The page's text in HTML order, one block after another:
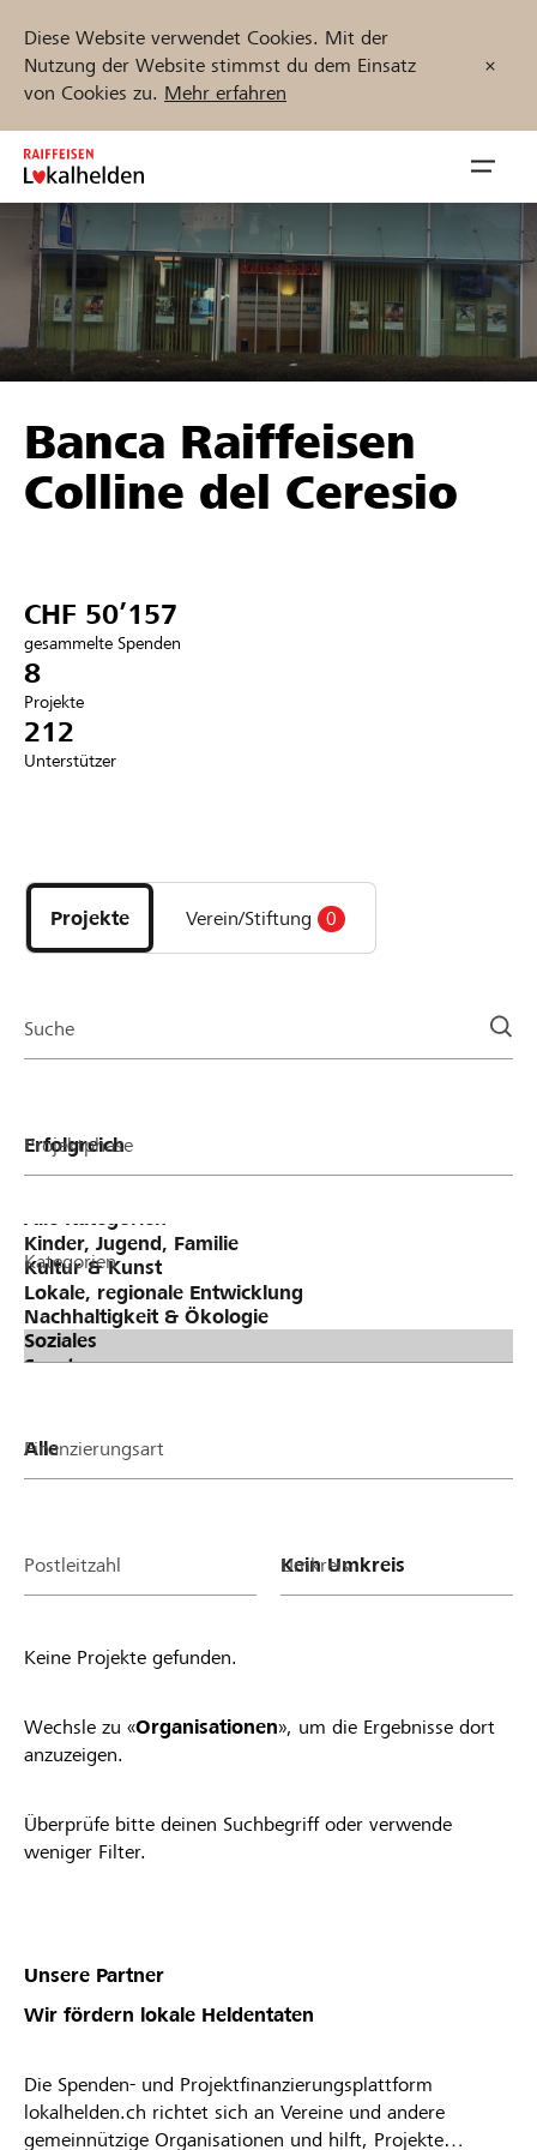
Diese Website verwendet Cookies. Mit der
Nutzung der Website stimmst du dem Einsatz
von Cookies zu. Mehr erfahren
Zum
Inhalt
springen
öffnen
Unterstützen
Hilfe & Support
Anmelden
Projekte und Organisationen finden
Jetzt starten
DE FR IT
Banca Raiffeisen
Colline del Ceresio
CHF 50’157
gesammelte Spenden
8
Projekte
212
Unterstützer
Projekte
und
Organisationen
Projekte Verein/Stiftung 0
Suche
Projektphase
Kategorien
Finanzierungsart
Postleitzahl Umkreis
Keine Projekte gefunden.
Wechsle zu «Organisationen», um die Ergebnisse dort
anzuzeigen.
Überprüfe bitte deinen Suchbegriff oder verwende
weniger Filter.
Unsere Partner
Wir fördern lokale Heldentaten
Die Spenden- und Projektfinanzierungsplattform
lokalhelden.ch richtet sich an Vereine und andere
gemeinnützige Organisationen und hilft, Projekte